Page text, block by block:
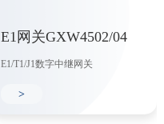
E1网关GXW4502/04
E1/T1/J1数字中继网关
>